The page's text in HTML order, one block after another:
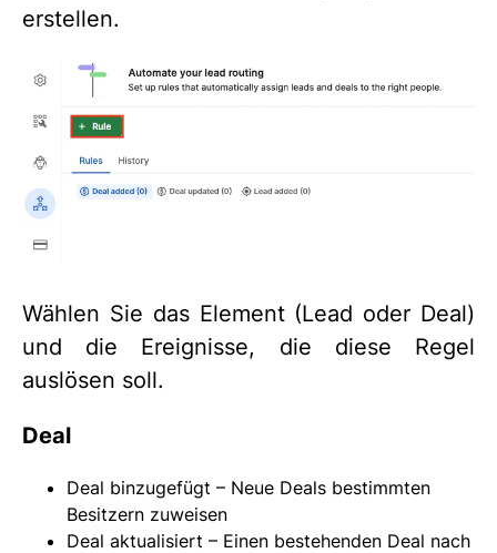
erstellen.
Wählen Sie das Element (Lead oder Deal)
und die Ereignisse, die diese Regel
auslösen soll.
Deal
Deal binzugefügt – Neue Deals bestimmten
Besitzern zuweisen
Deal aktualisiert – Einen bestehenden Deal nach